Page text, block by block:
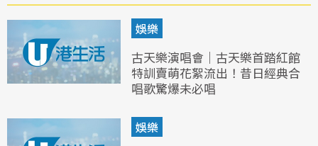
娛樂
古天樂演唱會｜古天樂首踏紅館
特訓賣萌花絮流出！昔日經典合
唱歌驚爆未必唱
娛樂